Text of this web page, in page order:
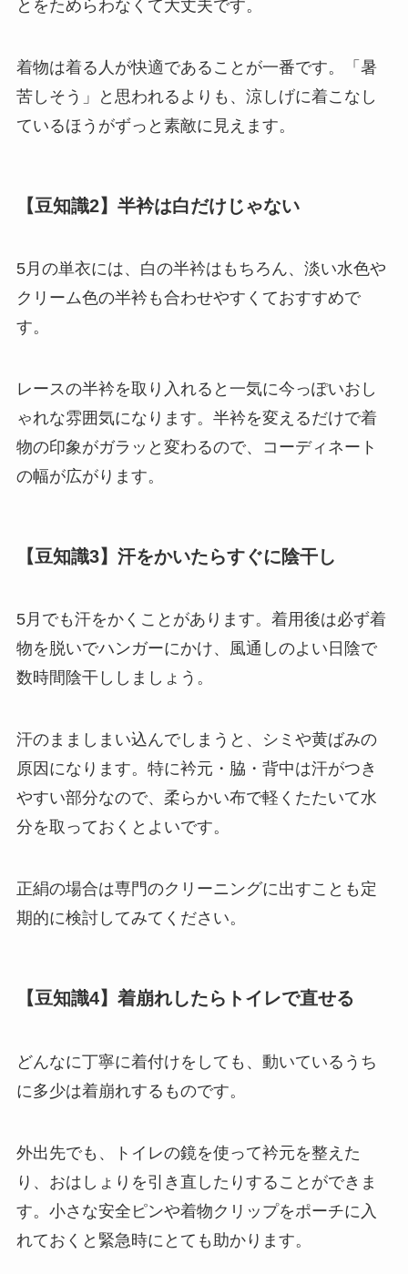
とをためらわなくて大丈夫です。
着物は着る人が快適であることが一番です。「暑
苦しそう」と思われるよりも、涼しげに着こなし
ているほうがずっと素敵に見えます。
【豆知識2】半衿は白だけじゃない
5月の単衣には、白の半衿はもちろん、淡い水色や
クリーム色の半衿も合わせやすくておすすめで
す。
レースの半衿を取り入れると一気に今っぽいおし
ゃれな雰囲気になります。半衿を変えるだけで着
物の印象がガラッと変わるので、コーディネート
の幅が広がります。
【豆知識3】汗をかいたらすぐに陰干し
5月でも汗をかくことがあります。着用後は必ず着
物を脱いでハンガーにかけ、風通しのよい日陰で
数時間陰干ししましょう。
汗のまましまい込んでしまうと、シミや黄ばみの
原因になります。特に衿元・脇・背中は汗がつき
やすい部分なので、柔らかい布で軽くたたいて水
分を取っておくとよいです。
正絹の場合は専門のクリーニングに出すことも定
期的に検討してみてください。
【豆知識4】着崩れしたらトイレで直せる
どんなに丁寧に着付けをしても、動いているうち
に多少は着崩れするものです。
外出先でも、トイレの鏡を使って衿元を整えた
り、おはしょりを引き直したりすることができま
す。小さな安全ピンや着物クリップをポーチに入
れておくと緊急時にとても助かります。